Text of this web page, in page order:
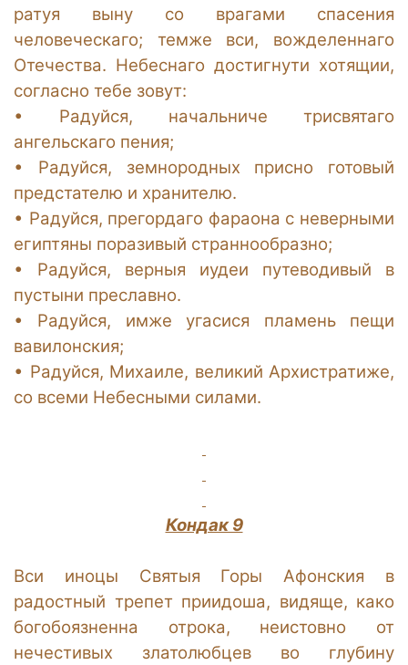
ратуя выну со врагами спасения
человеческаго; темже вси, вожделеннаго
Отечества. Небеснаго достигнути хотящии,
согласно тебе зовут:
•
Радуйся, начальниче трисвятаго
ангельскаго пения;
•
Радуйся, земнородных присно готовый
предстателю и хранителю.
• Радуйся, прегордаго фараона с неверными
египтяны поразивый страннообразно;
•
Радуйся, верныя иудеи путеводивый в
пустыни преславно.
•
Радуйся, имже угасися пламень пещи
вавилонския;
• Радуйся, Михаиле, великий Архистратиже,
со всеми Небесными силами.
Кондак 9
Вси иноцы Святыя Горы Афонския в
радостный трепет приидоша, видяще, како
богобоязненна отрока, неистовно от
нечестивых златолюбцев во глубину